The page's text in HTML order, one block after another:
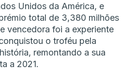
Unidos da América, e
total de 3,380 milhões
vencedora foi a experiente
o troféu pela
remontando a sua
a 2021.